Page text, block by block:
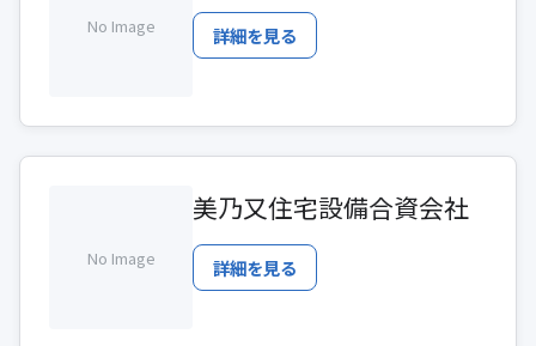
No Image 詳細を見る
No Image
美乃又住宅設備合資会社
詳細を見る